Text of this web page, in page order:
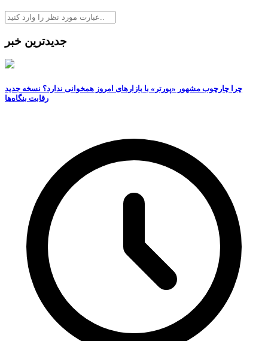
جدیدترین خبر
چرا چارچوب مشهور «پورتر» با بازارهای امروز همخوانی ندارد؟ نسخه جدید
رقابت‌ بنگاه‌ها